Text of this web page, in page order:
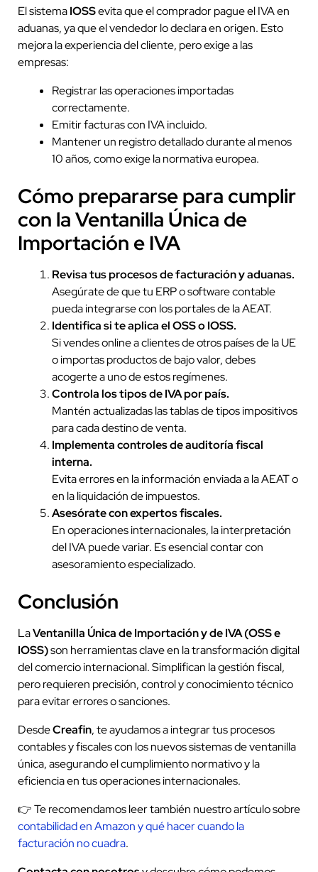
El sistemaIOSSevita que el comprador pague el IVA en
aduanas, ya que el vendedor lo declara en origen. Esto
mejora la experiencia del cliente, pero exige a las
empresas:
Registrar las operaciones importadas
correctamente.
Emitir facturas con IVA incluido.
Mantener un registro detallado durante al menos
10 años, como exige la normativa europea.
Cómo prepararse para cumplir
con la Ventanilla Única de
Importación e IVA
Revisa tus procesos de facturación y aduanas.
Asegúrate de que tu ERP o software contable
pueda integrarse con los portales de la AEAT.
Identifica si te aplica el OSS o IOSS.
Si vendes online a clientes de otros países de la UE
o importas productos de bajo valor, debes
acogerte a uno de estos regímenes.
Controla los tipos de IVA por país.
Mantén actualizadas las tablas de tipos impositivos
para cada destino de venta.
Implementa controles de auditoría fiscal
interna.
Evita errores en la información enviada a la AEAT o
en la liquidación de impuestos.
Asesórate con expertos fiscales.
En operaciones internacionales, la interpretación
del IVA puede variar. Es esencial contar con
asesoramiento especializado.
Conclusión
LaVentanilla Única de Importación y de IVA (OSS e
IOSS)son herramientas clave en la transformación digital
del comercio internacional. Simplifican la gestión fiscal,
pero requieren precisión, control y conocimiento técnico
para evitar errores o sanciones.
DesdeCreafin, te ayudamos a integrar tus procesos
contables y fiscales con los nuevos sistemas de ventanilla
única, asegurando el cumplimiento normativo y la
eficiencia en tus operaciones internacionales.
👉 Te recomendamos leer también nuestro artículo sobre
contabilidad en Amazon y qué hacer cuando la
facturación no cuadra.